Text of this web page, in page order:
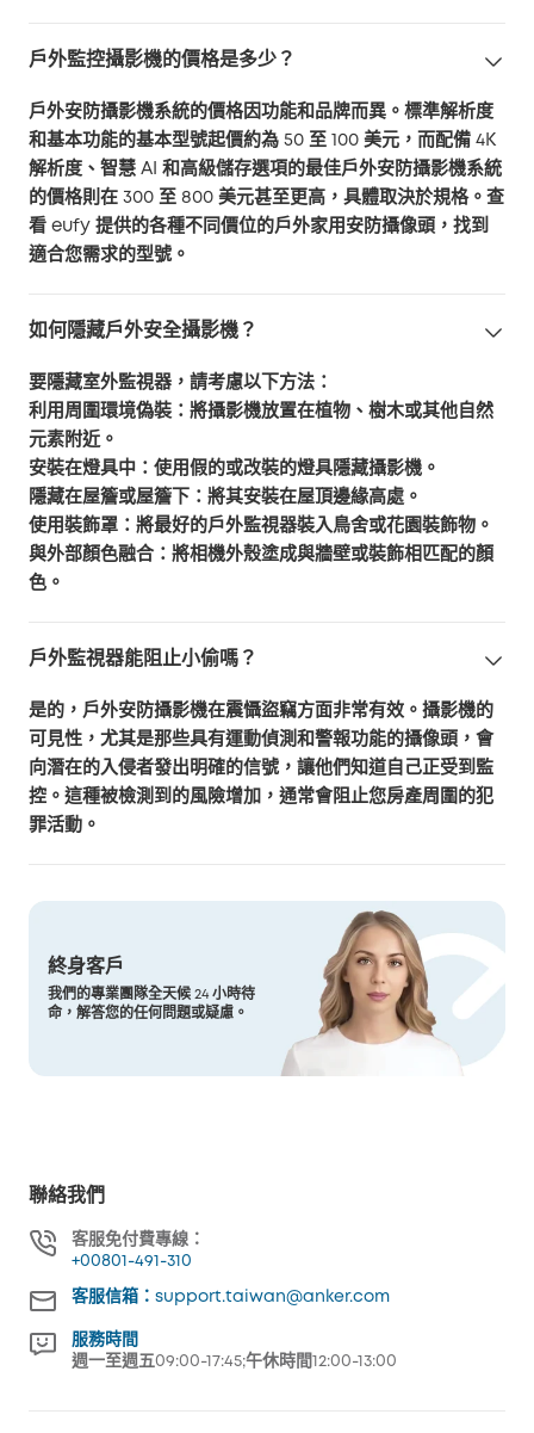
戶外監控攝影機的價格是多少？
戶外安防攝影機系統的價格因功能和品牌而異。標準解析度
和基本功能的基本型號起價約為 50 至 100 美元，而配備 4K
解析度、智慧 AI 和高級儲存選項的最佳戶外安防攝影機系統
的價格則在 300 至 800 美元甚至更高，具體取決於規格。查
看 eufy 提供的各種不同價位的戶外家用安防攝像頭，找到
適合您需求的型號。
如何隱藏戶外安全攝影機？
要隱藏室外監視器，請考慮以下方法：
利用周圍環境偽裝：將攝影機放置在植物、樹木或其他自然
元素附近。
安裝在燈具中：使用假的或改裝的燈具隱藏攝影機。
隱藏在屋簷或屋簷下：將其安裝在屋頂邊緣高處。
使用裝飾罩：將最好的戶外監視器裝入鳥舍或花園裝飾物。
與外部顏色融合：將相機外殼塗成與牆壁或裝飾相匹配的顏
色。
戶外監視器能阻止小偷嗎？
是的，戶外安防攝影機在震懾盜竊方面非常有效。攝影機的
可見性，尤其是那些具有運動偵測和警報功能的攝像頭，會
向潛在的入侵者發出明確的信號，讓他們知道自己正受到監
控。這種被檢測到的風險增加，通常會阻止您房產周圍的犯
罪活動。
終身客戶
我們的專業團隊全天候 24 小時待
命，解答您的任何問題或疑慮。
聯絡我們
客服免付費專線：
+00801-491-310
客服信箱：support.taiwan@anker.com
服務時間
週一至週五09:00-17:45;午休時間12:00-13:00